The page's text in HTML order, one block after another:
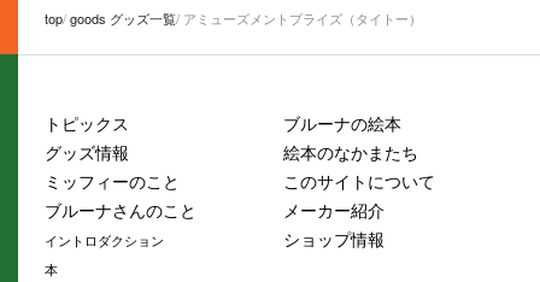
top goods グッズ一覧 アミューズメントプライズ（タイトー）
トピックス
グッズ情報
ミッフィーのこと
ブルーナさんのこと
イントロダクション
本
ブルーナの絵本
絵本のなかまたち
このサイトについて
メーカー紹介
ショップ情報